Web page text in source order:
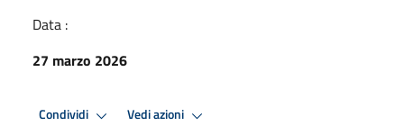
Data :
27 marzo 2026
Condividi Vedi azioni